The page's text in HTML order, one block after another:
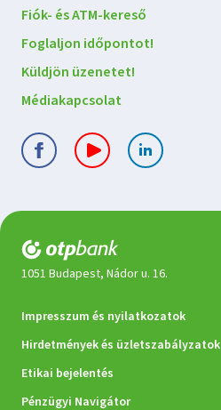
Lépjen
kapcsolatba
velünk
Fiók- és ATM-kereső
Foglaljon időpontot!
Küldjön üzenetet!
Médiakapcsolat
1051 Budapest, Nádor u. 16.
Jogi
dokumentumok
Impresszum és nyilatkozatok
Hirdetmények és üzletszabályzatok
Etikai bejelentés
Pénzügyi Navigátor